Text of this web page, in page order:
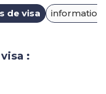
de visa
: